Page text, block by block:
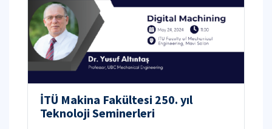
İTÜ Makina Fakültesi 250. yıl
Teknoloji Seminerleri